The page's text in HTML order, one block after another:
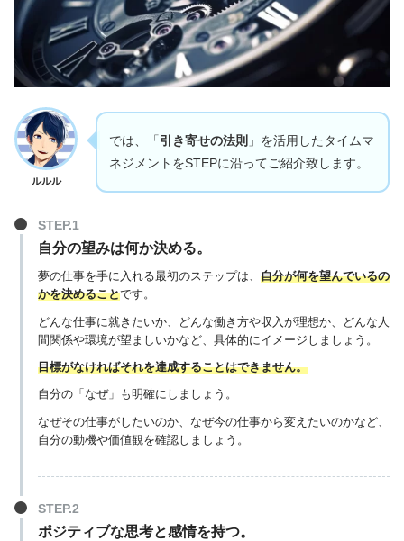
ルルル
では、「 引き寄せの法則 」を活用したタイムマ
ネジメントをSTEPに沿ってご紹介致します。
自分の望みは何か決める。
夢の仕事を手に入れる最初のステップは、 自分が何を望んでいるの
かを決めることです。
どんな仕事に就きたいか、どんな働き方や収入が理想か、どんな人
間関係や環境が望ましいかなど、具体的にイメージしましょう。
目標がなければそれを達成することはできません。
自分の「なぜ」も明確にしましょう。
なぜその仕事がしたいのか、なぜ今の仕事から変えたいのかなど、
自分の動機や価値観を確認しましょう。
ポジティブな思考と感情を持つ。